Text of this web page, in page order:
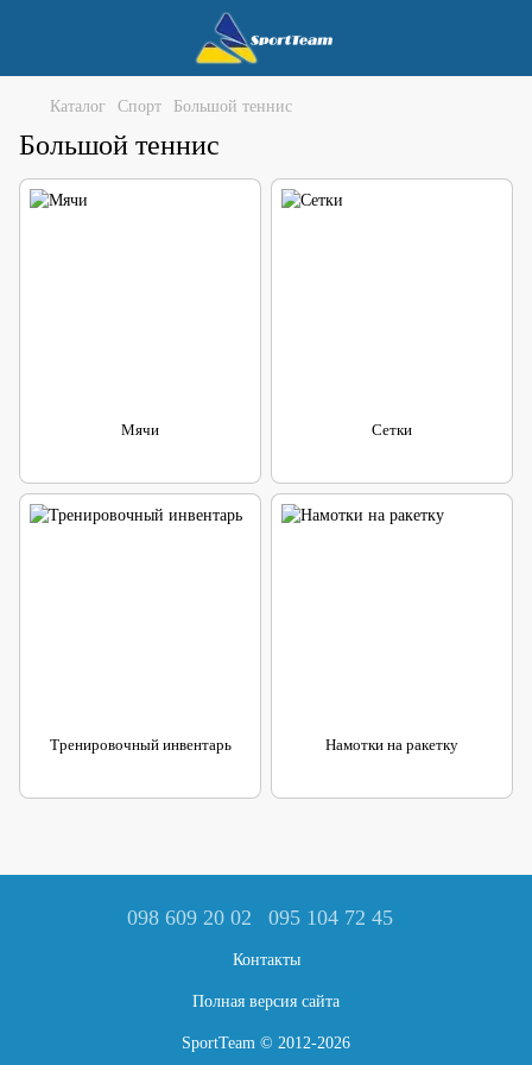
Каталог Спорт Большой теннис
Большой теннис
Мячи Сетки
Тренировочный инвентарь Намотки на ракетку
098 609 20 02 095 104 72 45
Контакты
Полная версия сайта
SportTeam © 2012-2026